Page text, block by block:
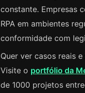
constante. Empresas
RPA em ambientes
conformidade com
Quer ver casos reais
Visite o portfólio da
de 1000 projetos